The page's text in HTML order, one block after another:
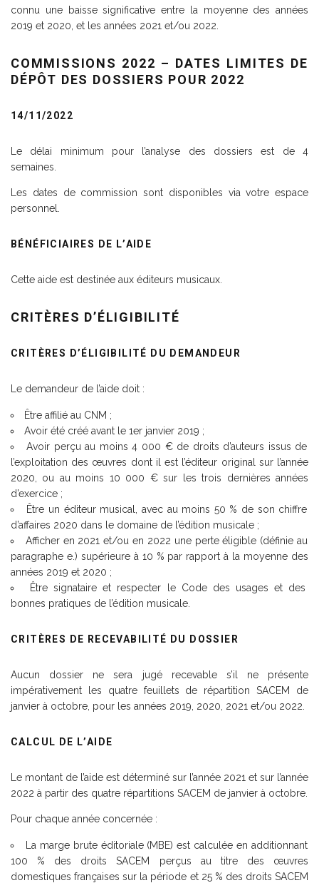
connu une baisse significative entre la moyenne des années
2019 et 2020, et les années 2021 et/ou 2022.
COMMISSIONS 2022 – DATES LIMITES DE
DÉPÔT DES DOSSIERS POUR 2022
14/11/2022
Le délai minimum pour l’analyse des dossiers est de 4
semaines.
Les dates de commission sont disponibles via votre espace
personnel.
BÉNÉFICIAIRES DE L’AIDE
Cette aide est destinée aux éditeurs musicaux.
CRITÈRES D’ÉLIGIBILITÉ
CRITÈRES D’ÉLIGIBILITÉ DU DEMANDEUR
Le demandeur de l’aide doit :
Être affilié au CNM ;
Avoir été créé avant le 1er janvier 2019 ;
Avoir perçu au moins 4 000 € de droits d’auteurs issus de
l’exploitation des œuvres dont il est l’éditeur original sur l’année
2020, ou au moins 10 000 € sur les trois dernières années
d’exercice ;
Être un éditeur musical, avec au moins 50 % de son chiffre
d’affaires 2020 dans le domaine de l’édition musicale ;
Afficher en 2021 et/ou en 2022 une perte éligible (définie au
paragraphe e.) supérieure à 10 % par rapport à la moyenne des
années 2019 et 2020 ;
Être signataire et respecter le Code des usages et des
bonnes pratiques de l’édition musicale.
CRITÈRES DE RECEVABILITÉ DU DOSSIER
Aucun dossier ne sera jugé recevable s’il ne présente
impérativement les quatre feuillets de répartition SACEM de
janvier à octobre, pour les années 2019, 2020, 2021 et/ou 2022.
CALCUL DE L’AIDE
Le montant de l’aide est déterminé sur l’année 2021 et sur l’année
2022 à partir des quatre répartitions SACEM de janvier à octobre.
Pour chaque année concernée :
La marge brute éditoriale (MBE) est calculée en additionnant
100 % des droits SACEM perçus au titre des œuvres
domestiques françaises sur la période et 25 % des droits SACEM